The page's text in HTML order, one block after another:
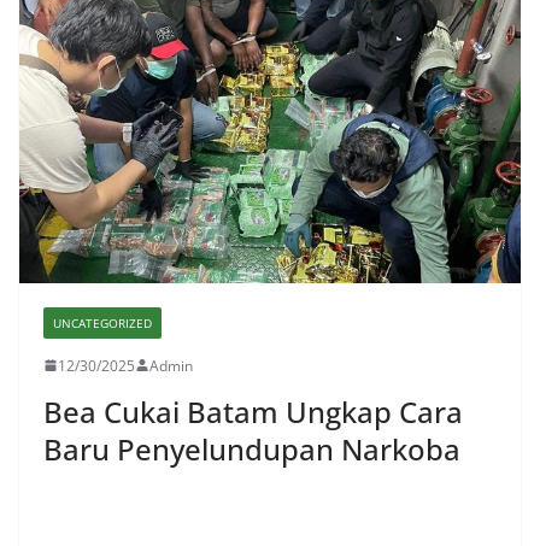
UNCATEGORIZED
12/30/2025 Admin
Bea Cukai Batam Ungkap Cara
Baru Penyelundupan Narkoba